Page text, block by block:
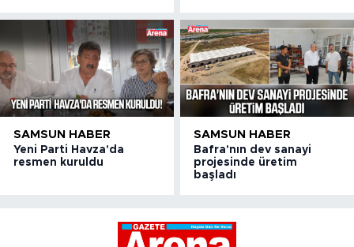
SAMSUN HABER
Yeni Parti Havza'da
resmen kuruldu
SAMSUN HABER
Bafra'nın dev sanayi
projesinde üretim
başladı